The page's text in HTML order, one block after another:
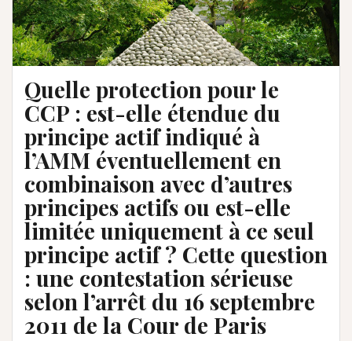
Quelle protection pour le
CCP : est-elle étendue du
principe actif indiqué à
l’AMM éventuellement en
combinaison avec d’autres
principes actifs ou est-elle
limitée uniquement à ce seul
principe actif ? Cette question
: une contestation sérieuse
selon l’arrêt du 16 septembre
2011 de la Cour de Paris